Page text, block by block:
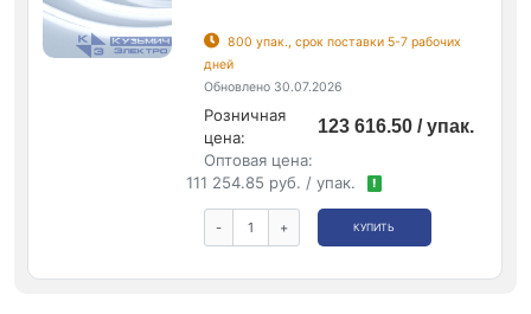
800 упак., срок поставки 5-7 рабочих
дней
Обновлено 30.07.2026
Розничная
цена:
123 616.50 / упак.
Оптовая цена:
111 254.85 руб. / упак.
!
- + КУПИТЬ